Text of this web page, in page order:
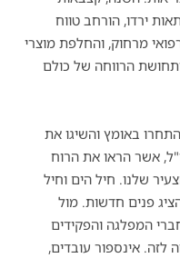
ירדו, הורחב טווח
מרחוק, והחלפת מוצרי
הרווחה של כולם
באומץ והשיגו את
אשר הראו את הרוח
שלנו. חיל הים וחיל
75, וצבא העם הציג פנים חדשות. מול
המפלגה והפקידים
לזה. אינספור עובדים,